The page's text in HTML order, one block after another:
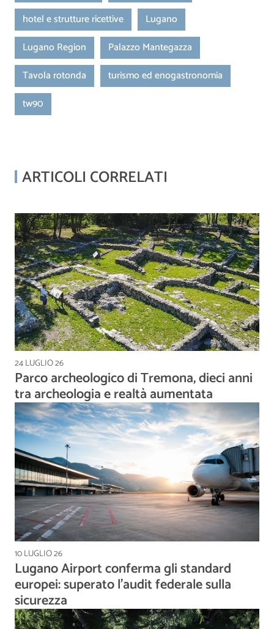
hotel e strutture ricettive
Lugano
Lugano Region
Palazzo Mantegazza
Tavola rotonda
turismo ed enogastronomia
tw90
ARTICOLI CORRELATI
24 LUGLIO 26
Parco archeologico di Tremona, dieci anni
tra archeologia e realtà aumentata
10 LUGLIO 26
Lugano Airport conferma gli standard
europei: superato l'audit federale sulla
sicurezza